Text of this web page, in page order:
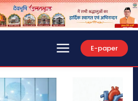
E-paper